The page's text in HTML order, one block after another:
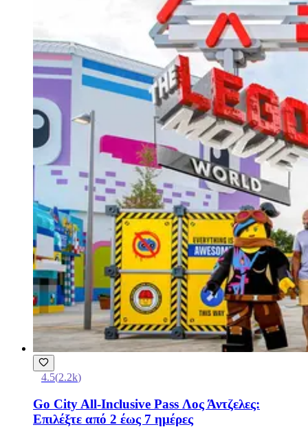
4.5(2.2k)
Go City All-Inclusive Pass Λος Άντζελες:
Επιλέξτε από 2 έως 7 ημέρες